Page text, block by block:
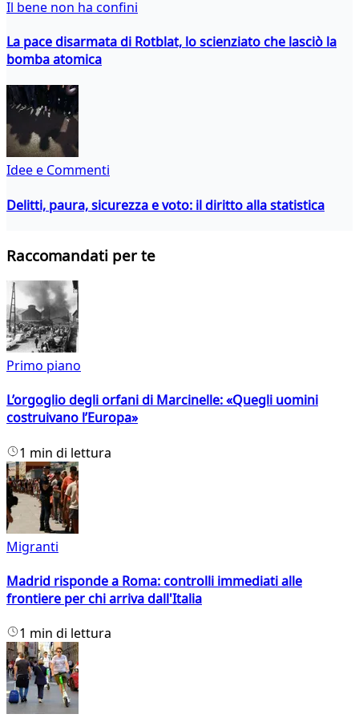
Il bene non ha confini
La pace disarmata di Rotblat, lo scienziato che lasciò la
bomba atomica
Idee e Commenti
Delitti, paura, sicurezza e voto: il diritto alla statistica
Raccomandati per te
Primo piano
L’orgoglio degli orfani di Marcinelle: «Quegli uomini
costruivano l’Europa»
1 min di lettura
Migranti
Madrid risponde a Roma: controlli immediati alle
frontiere per chi arriva dall'Italia
1 min di lettura